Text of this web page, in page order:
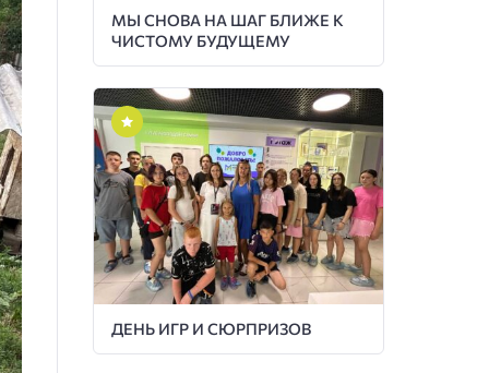
МЫ СНОВА НА ШАГ БЛИЖЕ К
ЧИСТОМУ БУДУЩЕМУ
ДЕНЬ ИГР И СЮРПРИЗОВ